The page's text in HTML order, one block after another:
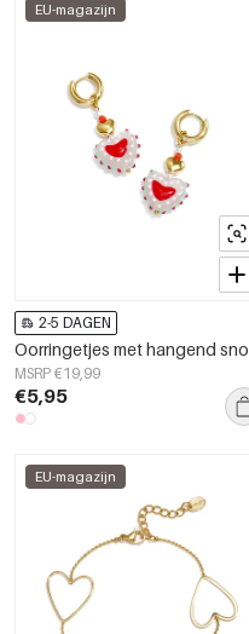
EU-magazijn
2-5 DAGEN
MSRP €19,99
€5,95
EU-magazijn